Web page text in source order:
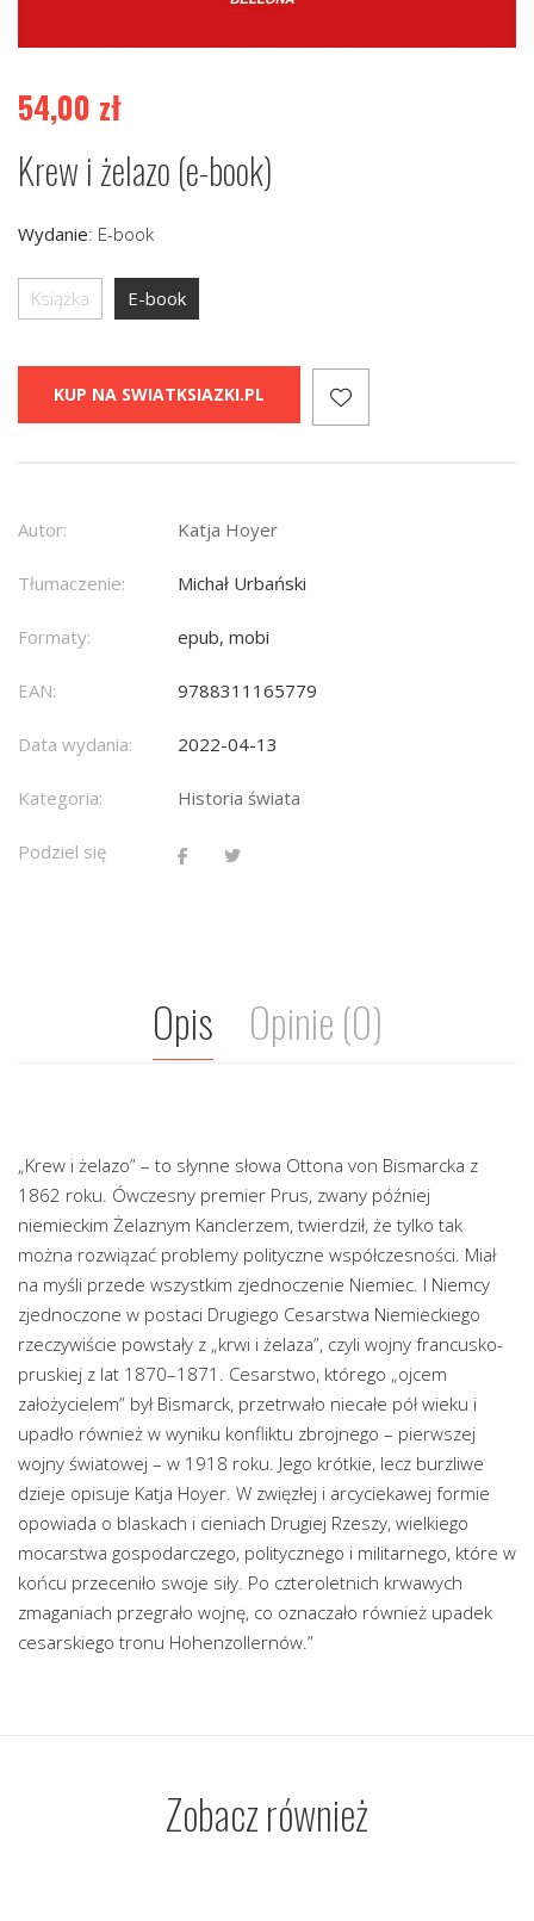
54,00 zł
Krew i żelazo (e-book)
Wydanie: E-book
Książka E-book
KUP NA SWIATKSIAZKI.PL
Autor: Katja Hoyer
Tłumaczenie: Michał Urbański
Formaty: epub, mobi
EAN: 9788311165779
Data wydania: 2022-04-13
Kategoria: Historia świata
Podziel się
Opis Opinie (0)
„Krew i żelazo” – to słynne słowa Ottona von Bismarcka z
1862 roku. Ówczesny premier Prus, zwany później
niemieckim Żelaznym Kanclerzem, twierdził, że tylko tak
można rozwiązać problemy polityczne współczesności. Miał
na myśli przede wszystkim zjednoczenie Niemiec. I Niemcy
zjednoczone w postaci Drugiego Cesarstwa Niemieckiego
rzeczywiście powstały z „krwi i żelaza”, czyli wojny francusko-
pruskiej z lat 1870–1871. Cesarstwo, którego „ojcem
założycielem” był Bismarck, przetrwało niecałe pół wieku i
upadło również w wyniku konfliktu zbrojnego – pierwszej
wojny światowej – w 1918 roku. Jego krótkie, lecz burzliwe
dzieje opisuje Katja Hoyer. W zwięzłej i arcyciekawej formie
opowiada o blaskach i cieniach Drugiej Rzeszy, wielkiego
mocarstwa gospodarczego, politycznego i militarnego, które w
końcu przeceniło swoje siły. Po czteroletnich krwawych
zmaganiach przegrało wojnę, co oznaczało również upadek
cesarskiego tronu Hohenzollernów.”
Zobacz również